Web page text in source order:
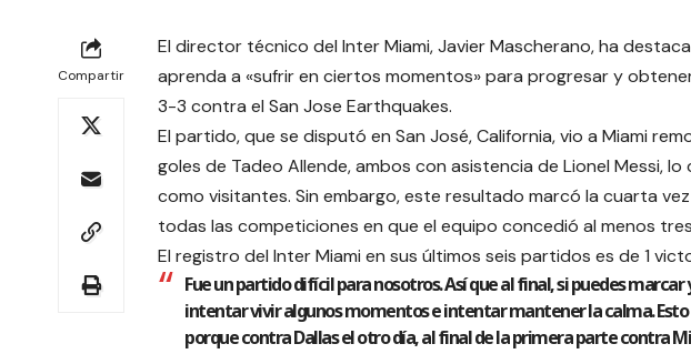
Compartir
El director técnico del Inter Miami, Javier Mascherano, ha
aprenda a «sufrir en ciertos momentos» para progresar y
3-3 contra el San Jose Earthquakes.
El partido, que se disputó en San José, California, vio a Miami
goles de Tadeo Allende, ambos con asistencia de Lionel Messi,
como visitantes. Sin embargo, este resultado marcó la cuarta
todas las competiciones en que el equipo concedió al menos
El registro del Inter Miami en sus últimos seis partidos es de 1
Fue un partido difícil para nosotros. Así que al final, si puedes
intentar vivir algunos momentos e intentar mantener la calma.
porque contra Dallas el otro día, al final de la primera parte contra